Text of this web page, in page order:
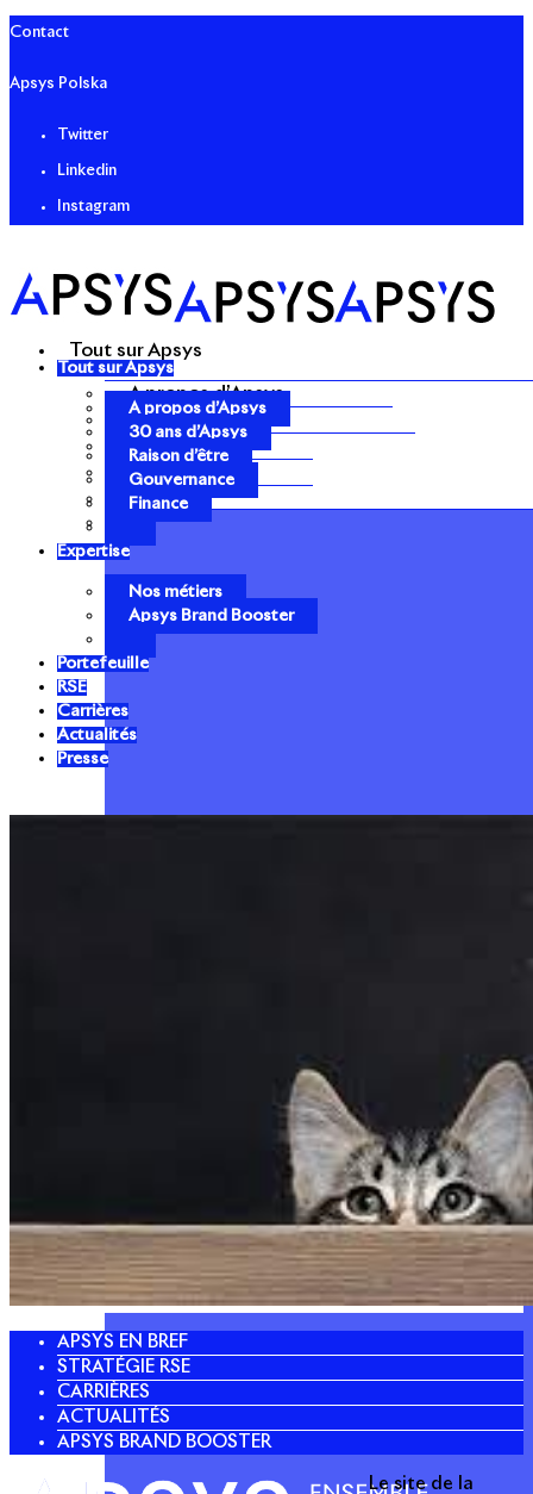
Contact
Apsys Polska
Twitter
Linkedin
Instagram
Tout sur Apsys
A propos d’Apsys
30 ans d’Apsys
Raison d’être
Gouvernance
Finance
Tout sur Apsys
A propos d’Apsys
30 ans d’Apsys
Raison d’être
Gouvernance
Finance
Expertise
Nos métiers
Apsys Brand Booster
Portefeuille
RSE
Carrières
Actualités
Presse
APSYS EN BREF
STRATÉGIE RSE
CARRIÈRES
ACTUALITÉS
APSYS BRAND BOOSTER
Le site de la